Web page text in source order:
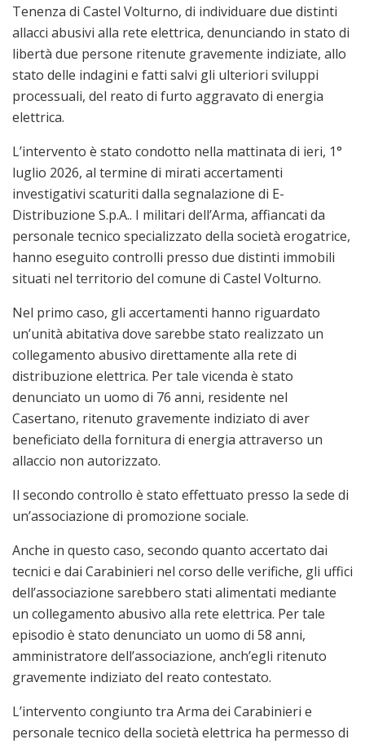
Tenenza di Castel Volturno, di individuare due distinti
allacci abusivi alla rete elettrica, denunciando in stato di
libertà due persone ritenute gravemente indiziate, allo
stato delle indagini e fatti salvi gli ulteriori sviluppi
processuali, del reato di furto aggravato di energia
elettrica.
L’intervento è stato condotto nella mattinata di ieri, 1°
luglio 2026, al termine di mirati accertamenti
investigativi scaturiti dalla segnalazione di E-
Distribuzione S.p.A.. I militari dell’Arma, affiancati da
personale tecnico specializzato della società erogatrice,
hanno eseguito controlli presso due distinti immobili
situati nel territorio del comune di Castel Volturno.
Nel primo caso, gli accertamenti hanno riguardato
un’unità abitativa dove sarebbe stato realizzato un
collegamento abusivo direttamente alla rete di
distribuzione elettrica. Per tale vicenda è stato
denunciato un uomo di 76 anni, residente nel
Casertano, ritenuto gravemente indiziato di aver
beneficiato della fornitura di energia attraverso un
allaccio non autorizzato.
Il secondo controllo è stato effettuato presso la sede di
un’associazione di promozione sociale.
Anche in questo caso, secondo quanto accertato dai
tecnici e dai Carabinieri nel corso delle verifiche, gli uffici
dell’associazione sarebbero stati alimentati mediante
un collegamento abusivo alla rete elettrica. Per tale
episodio è stato denunciato un uomo di 58 anni,
amministratore dell’associazione, anch’egli ritenuto
gravemente indiziato del reato contestato.
L’intervento congiunto tra Arma dei Carabinieri e
personale tecnico della società elettrica ha permesso di